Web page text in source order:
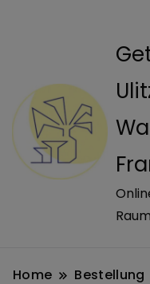
Home Bestellung